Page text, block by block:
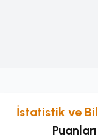
İstatistik ve